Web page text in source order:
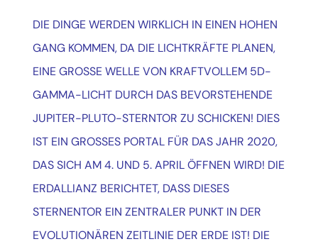
DIE DINGE WERDEN WIRKLICH IN EINEN HOHEN
GANG KOMMEN, DA DIE LICHTKRÄFTE PLANEN,
EINE GROSSE WELLE VON KRAFTVOLLEM 5D-
GAMMA-LICHT DURCH DAS BEVORSTEHENDE
JUPITER-PLUTO-STERNTOR ZU SCHICKEN! DIES
IST EIN GROSSES PORTAL FÜR DAS JAHR 2020,
DAS SICH AM 4. UND 5. APRIL ÖFFNEN WIRD! DIE
ERDALLIANZ BERICHTET, DASS DIESES
STERNENTOR EIN ZENTRALER PUNKT IN DER
EVOLUTIONÄREN ZEITLINIE DER ERDE IST! DIE